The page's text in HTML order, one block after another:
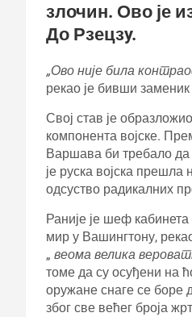
злочин. Ово је
До Рзецзy.
„Ово није била
рекао је бивши
Свој став је
компонента војске.
Варшава би требало да
је руска војска
одсуство радикалних
Раније је шеф
мир у Вашингтону,
„ веома велика
томе да су осуђени на
оружане снаге се боре
због све већег броја